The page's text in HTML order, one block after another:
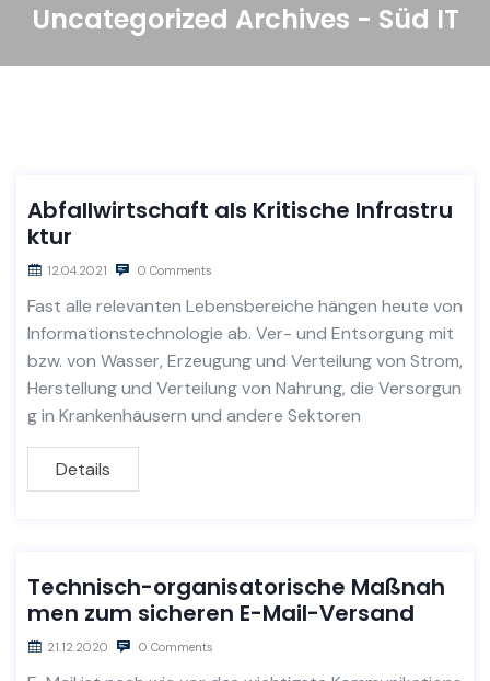
Uncategorized Archives - Süd IT
Abfallwirtschaft als Kritische Infrastru
ktur
12.04.2021 0 Comments
Fast alle relevanten Lebensbereiche hängen heute von
Informationstechnologie ab. Ver- und Entsorgung mit
bzw. von Wasser, Erzeugung und Verteilung von Strom,
Herstellung und Verteilung von Nahrung, die Versorgun
g in Krankenhäusern und andere Sektoren
Details
Technisch-organisatorische Maßnah
men zum sicheren E-Mail-Versand
21.12.2020 0 Comments